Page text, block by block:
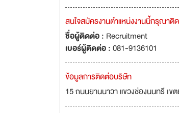
สนใจสมัครงานตำแหน่งงานนี้กรุณาติ
ชื่อผู้ติดต่อ : Recruitment
เบอร์ผู้ติดต่อ :081-9136101
ข้อมูลการติดต่อบริษัท
15 ถนนยานนาวา แขวงช่องนนทรี เข